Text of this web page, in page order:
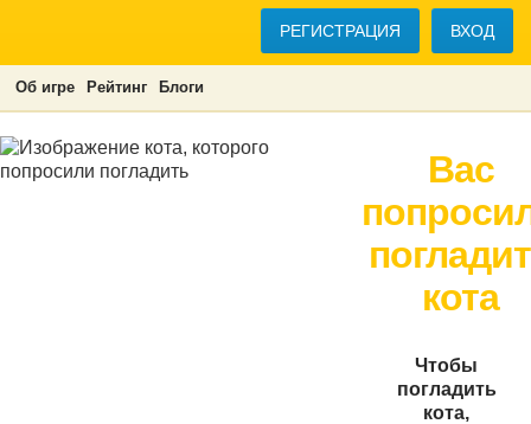
РЕГИСТРАЦИЯ ВХОД
Об игре Рейтинг Блоги
Вас
кота
Чтобы
погладить
кота,